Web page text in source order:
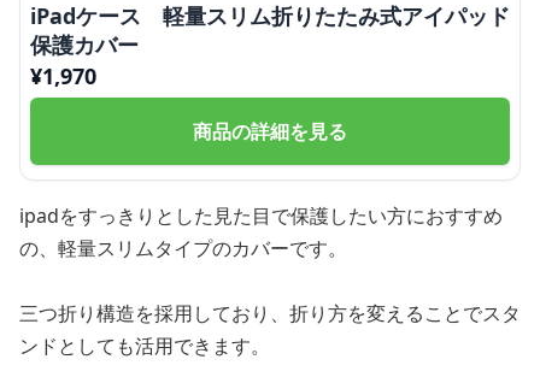
iPadケース 軽量スリム折りたたみ式アイパッド
保護カバー
¥1,970
商品の詳細を見る
ipadをすっきりとした見た目で保護したい方におすすめ
の、軽量スリムタイプのカバーです。
三つ折り構造を採用しており、折り方を変えることでスタ
ンドとしても活用できます。